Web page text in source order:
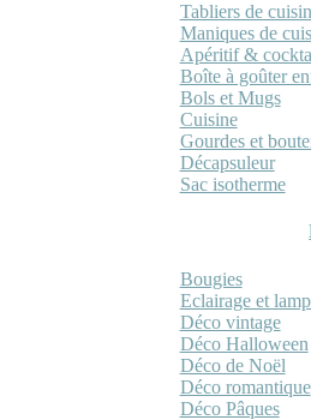
Tabliers de
Maniques de
Apéritif &
Boîte à goûter
Bols et Mugs
Cuisine
Gourdes et
Décapsuleur
Sac isotherme
Bougies
Eclairage et
Déco vintage
Déco Halloween
Déco de Noël
Déco romantique
Déco Pâques